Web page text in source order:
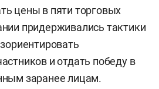
цены в пяти торговых
придерживались тактики
и отдать победу в
заранее лицам.